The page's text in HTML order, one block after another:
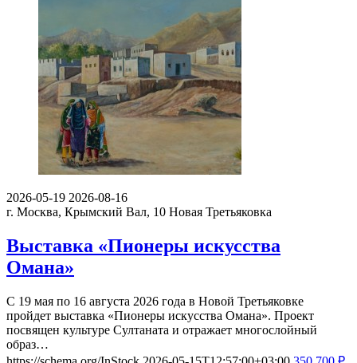
2026-05-19 2026-08-16
г. Москва, Крымский Вал, 10 Новая Третьяковка
Выставка «Пионеры искусства
Омана»
С 19 мая по 16 августа 2026 года в Новой Третьяковке
пройдет выставка «Пионеры искусства Омана». Проект
посвящен культуре Султаната и отражает многослойный
образ…